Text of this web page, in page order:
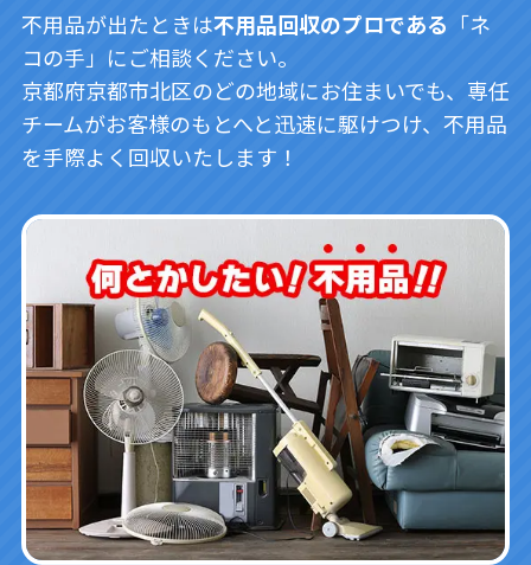
不用品が出たときは不用品回収のプロである 「ネ
コの手」にご相談ください。
京都府京都市北区のどの地域にお住まいでも、専任
チームがお客様のもとへと迅速に駆けつけ、不用品
を手際よく回収いたします！